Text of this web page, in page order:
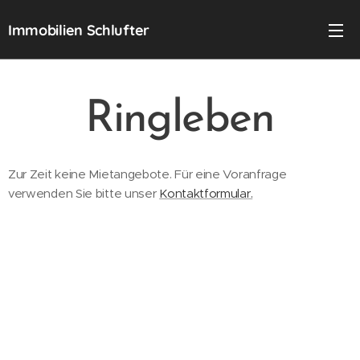
Immobilien Schlufter
Ringleben
Zur Zeit keine Mietangebote. Für eine Voranfrage
verwenden Sie bitte unser Kontaktformular.